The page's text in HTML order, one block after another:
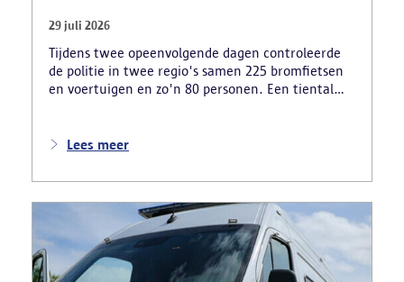
29 juli 2026
Tijdens twee opeenvolgende dagen controleerde
de politie in twee regio's samen 225 bromfietsen
en voertuigen en zo'n 80 personen. Een tiental
beslag genomen. Daarnaast arresteerde de politie
motorblokken en inbrekersmateriaal gevonden.
Lees meer